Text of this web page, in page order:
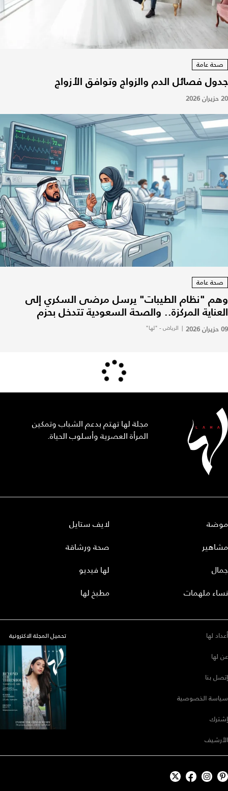
صحة عامة
جدول فصائل الدم والزواج وتوافق الأزواج
20 حزيران 2026
صحة عامة
وهم "نظام الطيبات" يرسل مرضى السكري إلى
العناية المركزة.. والصحة السعودية تتدخل بحزم
09 حزيران 2026 | الرياض - "لها"
مجلة لها تهتم بدعم الشباب وتمكين
المرأة العصرية وأسلوب الحياة.
موضة
مشاهير
جمال
نساء ملهمات
لايف ستايل
صحة ورشاقة
لها فيديو
مطبخ لها
أعداد لها
عن لها
إتصل بنا
سياسة الخصوصية
إشترك
الأرشيف
تحميل المجلة الاكترونية